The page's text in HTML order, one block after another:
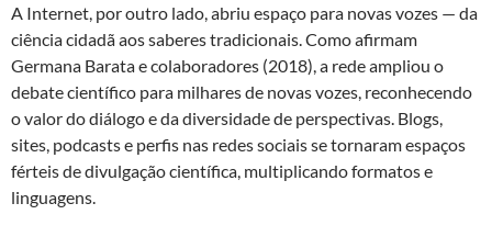
A Internet, por outro lado, abriu espaço para novas vozes — da
ciência cidadã aos saberes tradicionais. Como afirmam
Germana Barata e colaboradores (2018), a rede ampliou o
debate científico para milhares de novas vozes, reconhecendo
o valor do diálogo e da diversidade de perspectivas. Blogs,
sites, podcasts e perfis nas redes sociais se tornaram espaços
férteis de divulgação científica, multiplicando formatos e
linguagens.